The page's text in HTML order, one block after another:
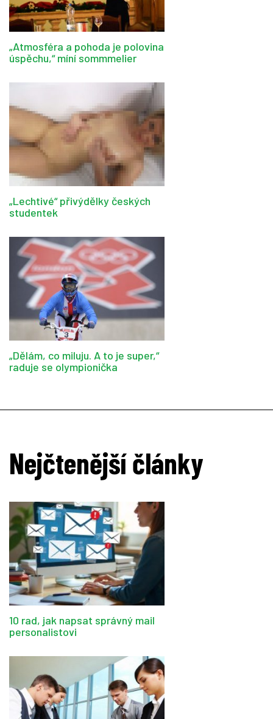
„Atmosféra a pohoda je polovina
úspěchu,“ míní sommmelier
„Lechtivé“ přivýdělky českých
studentek
„Dělám, co miluju. A to je super,“
raduje se olympionička
Nejčtenější články
10 rad, jak napsat správný mail
personalistovi